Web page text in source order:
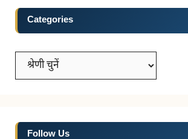
Categories
Categories
Follow Us